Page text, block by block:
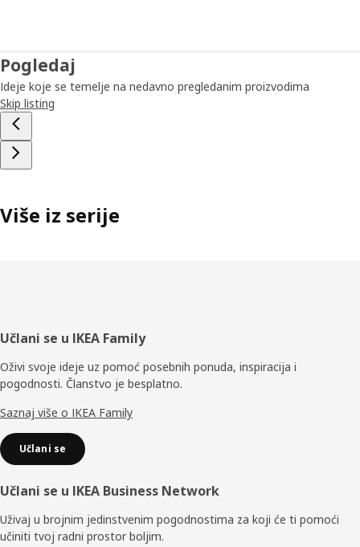
Pogledaj
Ideje koje se temelje na nedavno pregledanim proizvodima
Skip listing
Više iz serije
Podnožje
Učlani se u IKEA Family
Oživi svoje ideje uz pomoć posebnih ponuda, inspiracija i
pogodnosti. Članstvo je besplatno.
Saznaj više o IKEA Family
Učlani se
Učlani se u IKEA Business Network
Uživaj u brojnim jedinstvenim pogodnostima za koji će ti pomoći
učiniti tvoj radni prostor boljim.